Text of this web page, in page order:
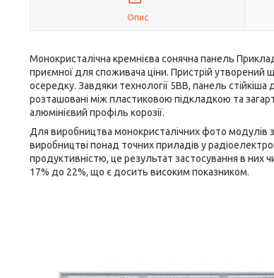
Опис
Монокристалічна кремнієва сонячна панель
приємної для споживача ціни. Пристрій
осередку. Завдяки технології 5ВВ, панель
розташовані між пластиковою підкладкою та
алюмінієвий профіль корозії.
Для виробництва монокристалічних фото модулів
виробництві понад точних приладів у
продуктивністю, це результат застосування в них
17% до 22%, що є досить високим показником.